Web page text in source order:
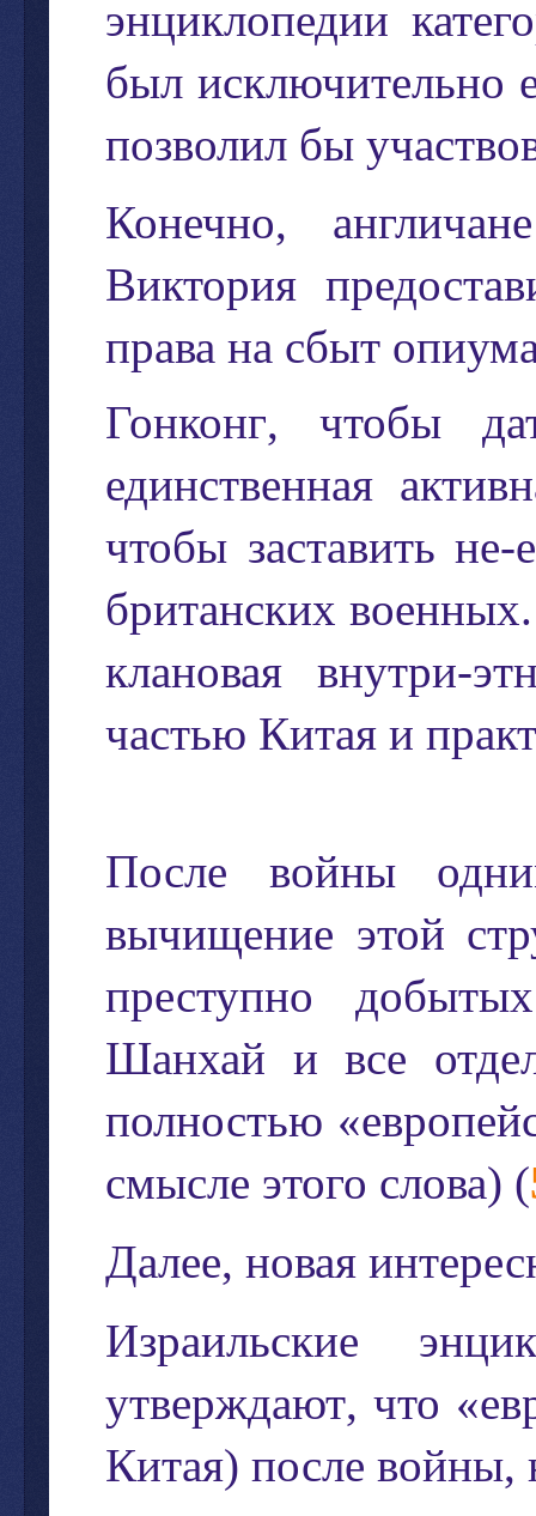
энциклопедии
был исключительно
позволил бы
Конечно, англичане
Виктория
права на сбыт
Гонконг,чтобы
единственная
чтобы заставить не-
британских военных
клановая
внутри-
частью Китая и
После войны
вычищение этой
преступно
добытых
Шанхай и все
полностью «
смысле этого слова) (
Далее,новая
Израильские
утверждают,что «
Китая)после войны,